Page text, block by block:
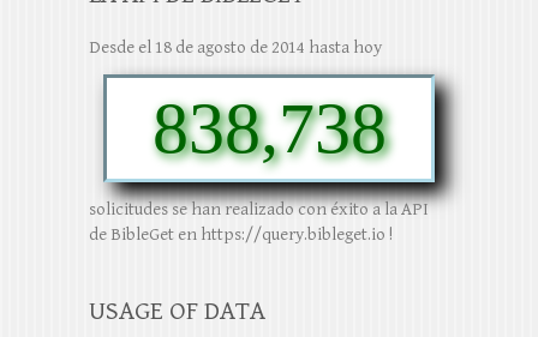
Desde el 18 de agosto de 2014 hasta hoy
838,738
solicitudes se han realizado con éxito a la API
de BibleGet en https://query.bibleget.io !
USAGE OF DATA